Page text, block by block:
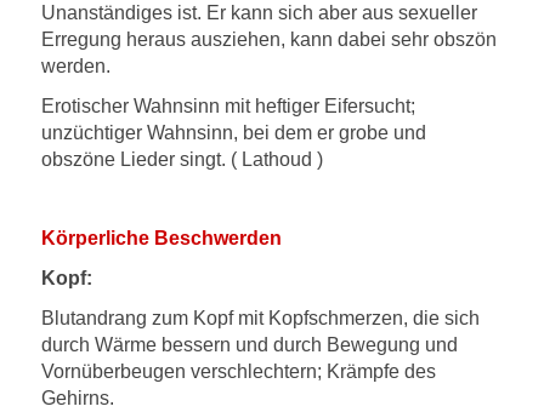
Unanständiges ist. Er kann sich aber aus sexueller
Erregung heraus ausziehen, kann dabei sehr obszön
werden.
Erotischer Wahnsinn mit heftiger Eifersucht;
unzüchtiger Wahnsinn, bei dem er grobe und
obszöne Lieder singt. ( Lathoud )
Körperliche Beschwerden
Kopf:
Blutandrang zum Kopf mit Kopfschmerzen, die sich
durch Wärme bessern und durch Bewegung und
Vornüberbeugen verschlechtern; Krämpfe des
Gehirns.